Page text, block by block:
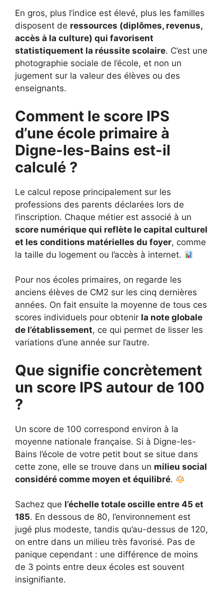
En gros, plus l’indice est élevé, plus les familles
disposent de ressources (diplômes, revenus,
accès à la culture) qui favorisent
statistiquement la réussite scolaire. C’est une
photographie sociale de l’école, et non un
jugement sur la valeur des élèves ou des
enseignants.
Comment le score IPS
d’une école primaire à
Digne-les-Bains est-il
calculé ?
Le calcul repose principalement sur les
professions des parents déclarées lors de
l’inscription. Chaque métier est associé à un
score numérique qui reflète le capital culturel
et les conditions matérielles du foyer, comme
la taille du logement ou l’accès à internet.
Pour nos écoles primaires, on regarde les
anciens élèves de CM2 sur les cinq dernières
années. On fait ensuite la moyenne de tous ces
scores individuels pour obtenir la note globale
de l’établissement, ce qui permet de lisser les
variations d’une année sur l’autre.
Que signifie concrètement
un score IPS autour de 100
?
Un score de 100 correspond environ à la
moyenne nationale française. Si à Digne-les-
Bains l’école de votre petit bout se situe dans
cette zone, elle se trouve dans un milieu social
considéré comme moyen et équilibré.
Sachez que l’échelle totale oscille entre 45 et
185. En dessous de 80, l’environnement est
jugé plus modeste, tandis qu’au-dessus de 120,
on entre dans un milieu très favorisé. Pas de
panique cependant : une différence de moins
de 3 points entre deux écoles est souvent
insignifiante.